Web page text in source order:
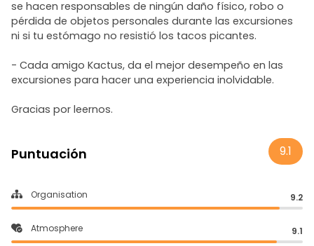
se hacen responsables de ningún daño físico, robo o
pérdida de objetos personales durante las excursiones
ni si tu estómago no resistió los tacos picantes.
- Cada amigo Kactus, da el mejor desempeño en las
excursiones para hacer una experiencia inolvidable.
Gracias por leernos.
Puntuación 9.1
Organisation 9.2
Atmosphere 9.1